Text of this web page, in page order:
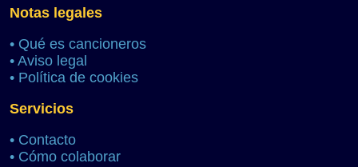
Notas legales
• Qué es cancioneros
• Aviso legal
• Política de cookies
Servicios
• Contacto
• Cómo colaborar